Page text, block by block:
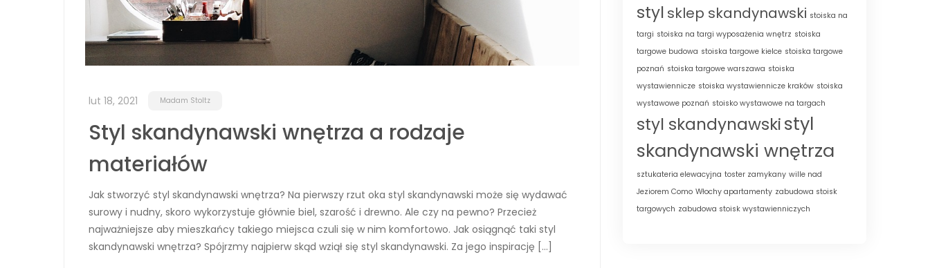
lut 18, 2021 Madam Stoltz
Styl skandynawski wnętrza a rodzaje
materiałów
Jak stworzyć styl skandynawski wnętrza? Na pierwszy rzut oka styl skandynawski może się wydawać
surowy i nudny, skoro wykorzystuje głównie biel, szarość i drewno. Ale czy na pewno? Przecież
najważniejsze aby mieszkańcy takiego miejsca czuli się w nim komfortowo. Jak osiągnąć taki styl
skandynawski wnętrza? Spójrzmy najpierw skąd wziął się styl skandynawski. Za jego inspirację […]
styl sklep skandynawski stoiska na
targi stoiska na targi wyposażenia wnętrz stoiska
targowe budowa stoiska targowe kielce stoiska targowe
poznań stoiska targowe warszawa stoiska
wystawiennicze stoiska wystawiennicze kraków stoiska
wystawowe poznań stoisko wystawowe na targach
styl skandynawskistyl
skandynawski wnętrza
sztukateria elewacyjna toster zamykany wille nad
Jeziorem Como Włochy apartamenty zabudowa stoisk
targowych zabudowa stoisk wystawienniczych